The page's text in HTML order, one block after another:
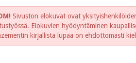
Sivuston elokuvat ovat
Elokuvien hyödyntäminen
kirjallista lupaa on ehdottomasti